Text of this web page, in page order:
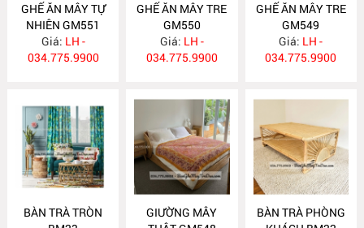
GHẾ ĂN MÂY TỰ
NHIÊN GM551
Giá: LH -
034.775.9900
GHẾ ĂN MÂY TRE
GM550
Giá: LH -
034.775.9900
GHẾ ĂN MÂY TRE
GM549
Giá: LH -
034.775.9900
BÀN TRÀ TRÒN
GIƯỜNG MÂY
BÀN TRÀ PHÒNG